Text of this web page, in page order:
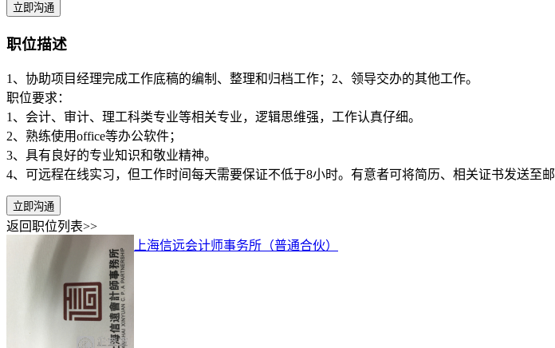
立即沟通
职位描述
1、协助项目经理完成工作底稿的编制、整理和归档工作；2、领导交办的其他工作。
职位要求：
1、会计、审计、理工科类专业等相关专业，逻辑思维强，工作认真仔细。
2、熟练使用office等办公软件；
3、具有良好的专业知识和敬业精神。
4、可远程在线实习，但工作时间每天需要保证不低于8小时。有意者可将简历、相关证书发送至
立即沟通
返回职位列表>>
上海信远会计师事务所（普通合伙）